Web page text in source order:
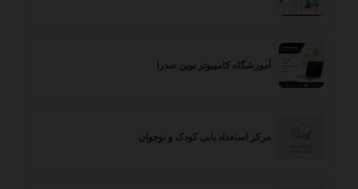
آموزشگاه کامپیوتر نوین صدرا
مرکز استعداد یابی کودک و نوجوان